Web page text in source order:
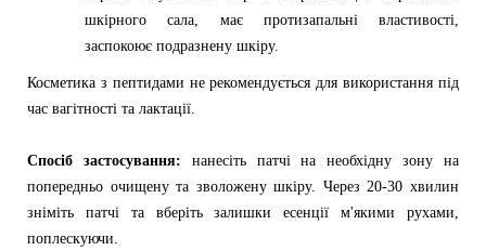
шкірного сала, має протизапальні властивості,
заспокоює подразнену шкіру.
Косметика з пептидами не рекомендується для використання під
час вагітності та лактації.
Спосіб застосування: нанесіть патчі на необхідну зону на
попередньо очищену та зволожену шкіру. Через 20-30 хвилин
зніміть патчі та вберіть залишки есенції м'якими рухами,
поплескуючи.